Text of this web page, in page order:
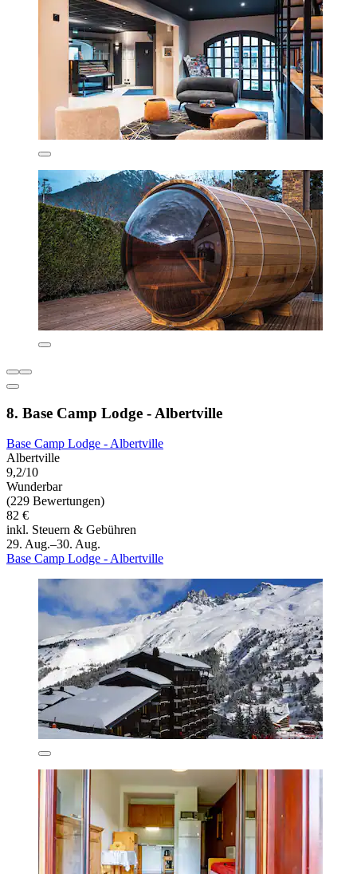
8. Base Camp Lodge - Albertville
Base Camp Lodge - Albertville
Albertville
9,2/10
Wunderbar
(229 Bewertungen)
82 €
inkl. Steuern & Gebühren
29. Aug.–30. Aug.
Base Camp Lodge - Albertville